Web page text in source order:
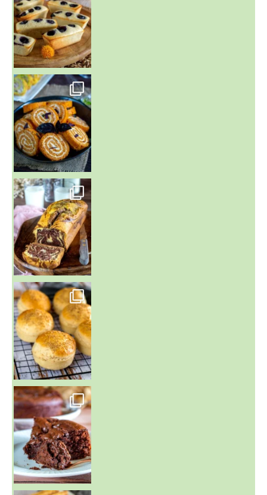
~ BUNS MAISON ~
Un peu de boulange par ici au
~ GÂTEAU FONDANT CHOCO NOISETTE ~
C'est lundi